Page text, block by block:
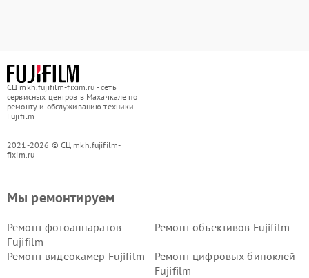
СЦ mkh.fujifilm-fixim.ru - сеть
сервисных центров в Махачкале по
ремонту и обслуживанию техники
Fujifilm
2021-2026 © СЦ mkh.fujifilm-
fixim.ru
Мы ремонтируем
Ремонт фотоаппаратов
Fujifilm
Ремонт объективов Fujifilm
Ремонт видеокамер Fujifilm
Ремонт цифровых биноклей
Fujifilm